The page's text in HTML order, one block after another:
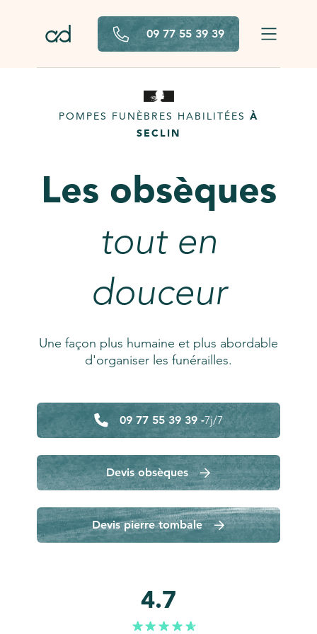
09 77 55 39 39
POMPES FUNÈBRES HABILITÉES À
SECLIN
Les obsèques
tout en
douceur
Une façon plus humaine et plus abordable
d'organiser les funérailles.
09 77 55 39 39 -7j/7
Devis obsèques
Devis pierre tombale
4.7